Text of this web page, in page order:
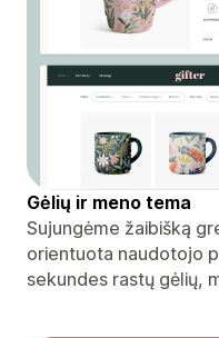
Gėlių ir meno tema
Sujungėme žaibišką
orientuota naudotojo
sekundes rastų gėlių,